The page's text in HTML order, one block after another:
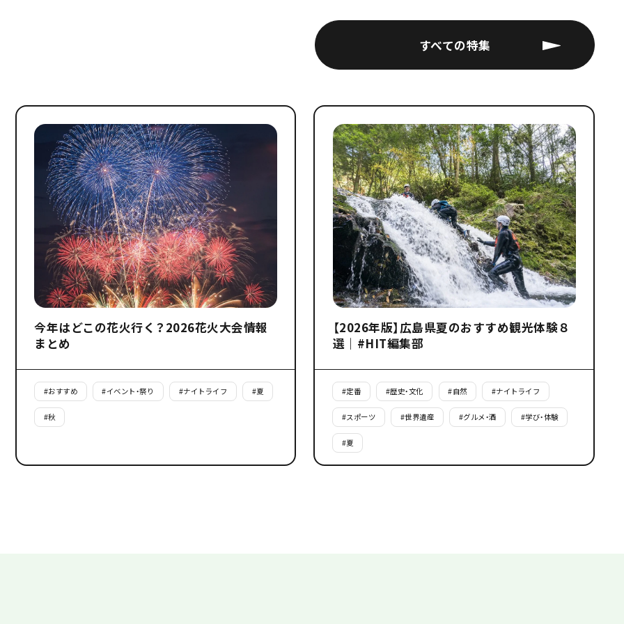
すべての特集
今年はどこの花火行く？2026花火大会情報
まとめ
#おすすめ #イベント・祭り #ナイトライフ #夏
#秋
【2026年版】広島県夏のおすすめ観光体験８
選｜#HIT編集部
#定番 #歴史・文化 #自然 #ナイトライフ
#スポーツ #世界遺産 #グルメ・酒 #学び・体験
#夏